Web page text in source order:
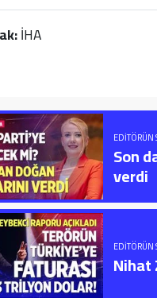
İHA
EDITÖRÜN
Son
verdi
EDITÖRÜN
Nihat